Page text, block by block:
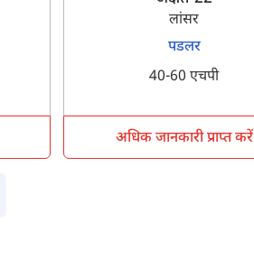
लांसर
पडलर
40-60 एचपी
अधिक जानकारी प्राप्त करें